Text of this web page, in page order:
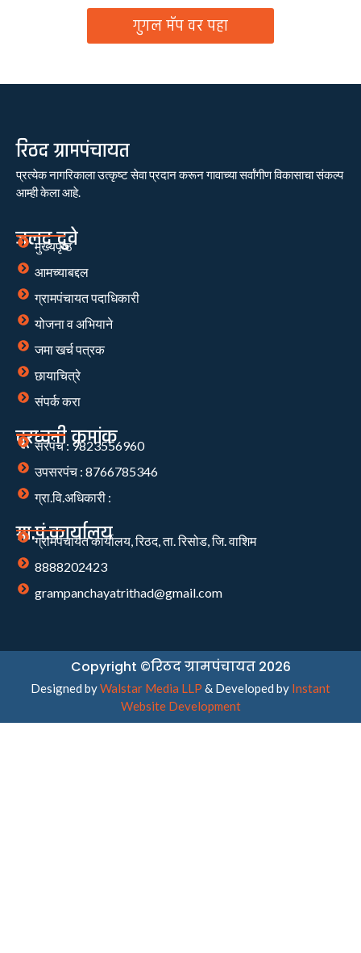
गुगल मॅप वर पहा
रिठद ग्रामपंचायत
प्रत्येक नागरिकाला उत्कृष्ट सेवा प्रदान करून गावाच्या सर्वांगीण विकासाचा संकल्प
आम्ही केला आहे.
जलद दुवे
मुख्यपृष्ठ
आमच्याबद्दल
ग्रामपंचायत पदाधिकारी
योजना व अभियाने
जमा खर्च पत्रक
छायाचित्रे
संपर्क करा
दूरध्वनी क्रमांक
सरपंच : 9823556960
उपसरपंच : 8766785346
ग्रा.वि.अधिकारी :
ग्रा.पं.कार्यालय
ग्रामपंचायत कार्यालय, रिठद, ता. रिसोड, जि. वाशिम
8888202423
grampanchayatrithad@gmail.com
Copyright ©रिठद ग्रामपंचायत 2026
Designed byWalstar Media LLP & Developed by Instant
Website Development